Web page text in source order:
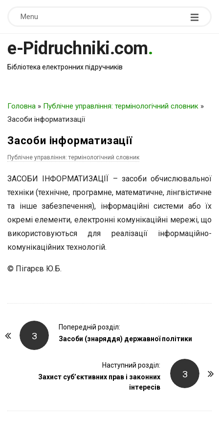
Menu
e-Pidruchniki.com.
Бібліотека електронних підручників
Головна » Публічне управління: термінологічний словник »
Засоби інформатизації
Засоби інформатизації
Публічне управління: термінологічний словник
ЗАСОБИ ІНФОРМАТИЗАЦІЇ – засоби обчислювальної
техніки (технічне, програмне, математичне, лінгвістичне
та інше забезпечення), інформаційні системи або їх
окремі елементи, електронні комунікаційні мережі, що
використовуються для реалізації інформаційно-
комунікаційних технологій.
© Пігарєв Ю.Б.
З
Попередній розділ:
Засоби (знаряддя) державної політики
З
Наступний розділ:
Захист суб’єктивних прав і законних
інтересів